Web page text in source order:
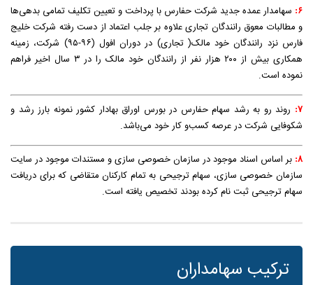
۶:
سهامدار عمده جدید شرکت حفارس با پرداخت و تعیین تکلیف تمامی بدهی‌ها
و مطالبات معوق رانندگان تجاری علاوه بر جلب اعتماد از دست رفته شرکت خلیج
فارس نزد رانندگان خود مالک( تجاری) در دوران افول (۹۶-۹۵) شرکت، زمینه
همکاری بیش از ۲۰۰ هزار نفر از رانندگان خود مالک را در ۳ سال اخیر فراهم
نموده است.
۷:
روند رو به رشد سهام حفارس در بورس اوراق بهادار کشور نمونه بارز رشد و
شکوفایی شرکت در عرصه کسب‌و‌ کار خود می‌باشد.
۸: بر اساس اسناد موجود در سازمان خصوصی سازی و مستندات موجود در سایت
سازمان خصوصی سازی، سهام ترجیحی به تمام کارکنان متقاضی که برای دریافت
سهام ترجیحی ثبت نام کرده بودند تخصیص یافته است.
ترکیب سهامداران